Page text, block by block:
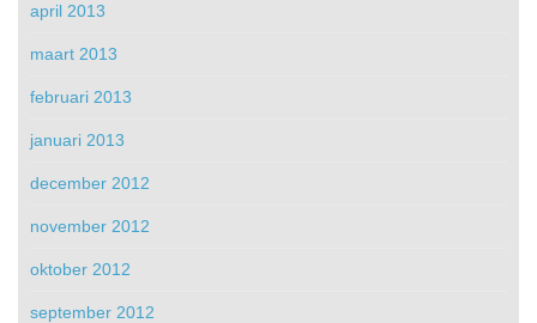
april 2013
maart 2013
februari 2013
januari 2013
december 2012
november 2012
oktober 2012
september 2012